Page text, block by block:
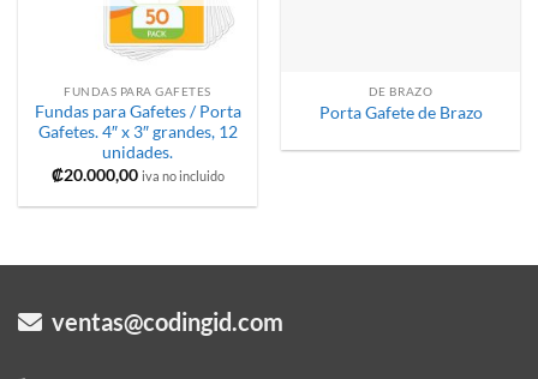
FUNDAS PARA GAFETES
Fundas para Gafetes / Porta
Gafetes. 4″ x 3″ grandes, 12
unidades.
₡20.000,00 iva no incluido
DE BRAZO
Porta Gafete de Brazo
ventas@codingid.com